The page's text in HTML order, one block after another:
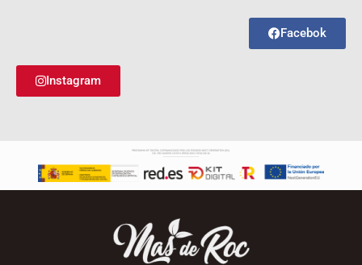
Facebok
Instagram